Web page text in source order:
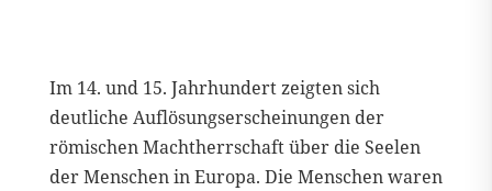
Im 14. und 15. Jahrhundert zeigten sich
deutliche Auflösungserscheinungen der
römischen Machtherrschaft über die Seelen
der Menschen in Europa. Die Menschen waren